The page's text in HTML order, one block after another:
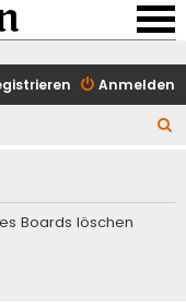
Anmelden
h
Boards löschen